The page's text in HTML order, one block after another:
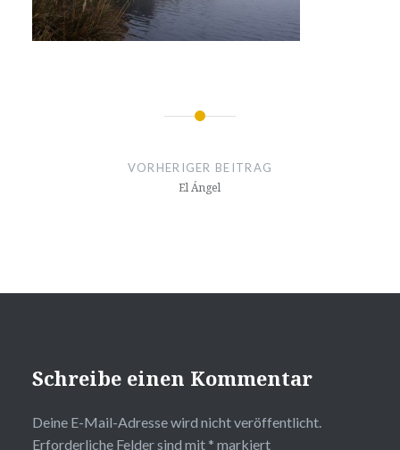
Beitragsnavigation
VORHERIGER BEITRAG
El Ángel
Schreibe einen Kommentar
Deine E-Mail-Adresse wird nicht veröffentlicht.
Erforderliche Felder sind mit * markiert